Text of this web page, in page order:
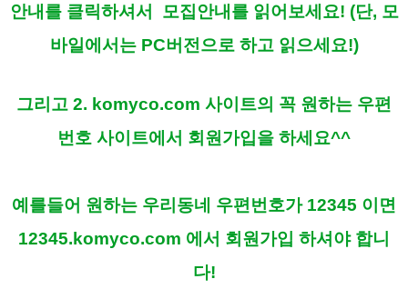
안내를 클릭하셔서 모집안내를 읽어보세요! (단, 모
바일에서는 PC버전으로 하고 읽으세요!)
그리고 2. komyco.com 사이트의 꼭 원하는 우편
번호 사이트에서 회원가입을 하세요^^
예를들어 원하는 우리동네 우편번호가 12345 이면
12345.komyco.com 에서 회원가입 하셔야 합니
다!